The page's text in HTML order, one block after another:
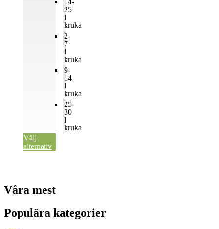
25
l
kruka
2-
7
l
kruka
9-
14
l
kruka
25-
30
l
kruka
Välj
alternativ
Våra mest
Populära kategorier